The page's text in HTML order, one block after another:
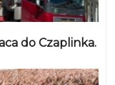
do Czaplinka.
Z
próbować